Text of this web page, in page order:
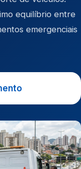
equilíbrio entre
emergenciais